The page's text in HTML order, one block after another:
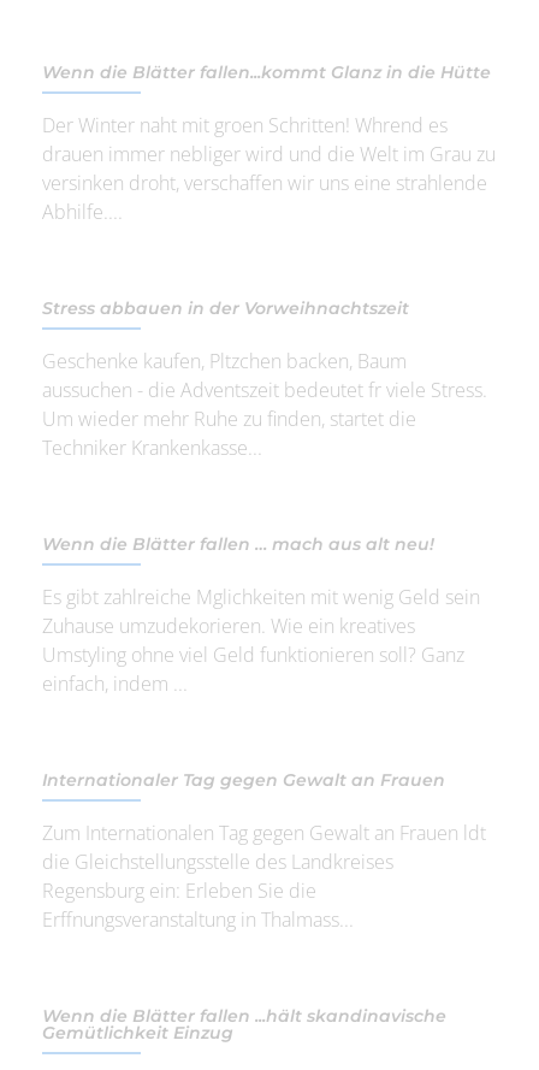
Wenn die Blätter fallen...kommt Glanz in die Hütte
Der Winter naht mit groen Schritten! Whrend es
drauen immer nebliger wird und die Welt im Grau zu
versinken droht, verschaffen wir uns eine strahlende
Abhilfe....
Stress abbauen in der Vorweihnachtszeit
Geschenke kaufen, Pltzchen backen, Baum
aussuchen - die Adventszeit bedeutet fr viele Stress.
Um wieder mehr Ruhe zu finden, startet die
Techniker Krankenkasse...
Wenn die Blätter fallen … mach aus alt neu!
Es gibt zahlreiche Mglichkeiten mit wenig Geld sein
Zuhause umzudekorieren. Wie ein kreatives
Umstyling ohne viel Geld funktionieren soll? Ganz
einfach, indem ...
Internationaler Tag gegen Gewalt an Frauen
Zum Internationalen Tag gegen Gewalt an Frauen ldt
die Gleichstellungsstelle des Landkreises
Regensburg ein: Erleben Sie die
Erffnungsveranstaltung in Thalmass...
Wenn die Blätter fallen ...hält skandinavische
Gemütlichkeit Einzug